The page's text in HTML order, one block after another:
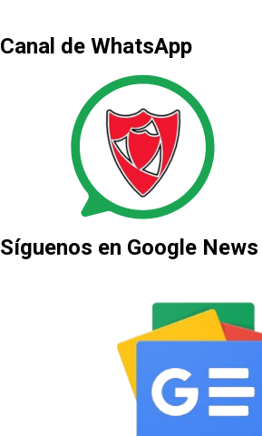
Canal de WhatsApp
Síguenos en Google News